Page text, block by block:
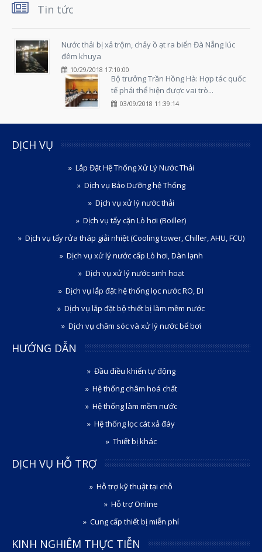
Tin tức
Nước thải bị xả trộm, chảy ồ ạt ra biển Đà Nẵng lúc
đêm khuya
10/29/2018 17:10:00
Bộ trưởng Trần Hồng Hà: Hợp tác quốc
tế phải thể hiện được vai trò...
03/09/2018 11:39:14
DỊCH VỤ
Lắp Đặt Hệ Thống Xử Lý Nước Thải
Dịch vụ Bảo Dưỡng hệ Thống
Dịch vụ xử lý nước thải
Dịch vụ tẩy cặn Lò hơi (Boiller)
Dịch vụ tẩy rửa tháp giải nhiệt (Cooling tower, Chiller, AHU, FCU)
Dịch vụ xử lý nước cấp Lò hơi, Dàn lạnh
Dịch vụ xử lý nước sinh hoạt
Dịch vụ lắp đặt hệ thống lọc nước RO, DI
Dịch vụ lắp đặt bộ thiết bị làm mềm nước
Dịch vụ chăm sóc và xử lý nước bể bơi
HƯỚNG DẪN
Đầu điều khiển tự động
Hệ thống châm hoá chất
Hệ thống làm mềm nước
Hệ thống lọc cát xả đáy
Thiết bị khác
DỊCH VỤ HỖ TRỢ
Hỗ trợ kỹ thuật tại chỗ
Hỗ trợ Online
Cung cấp thiết bị miễn phí
KINH NGHIÊM THỰC TIỄN